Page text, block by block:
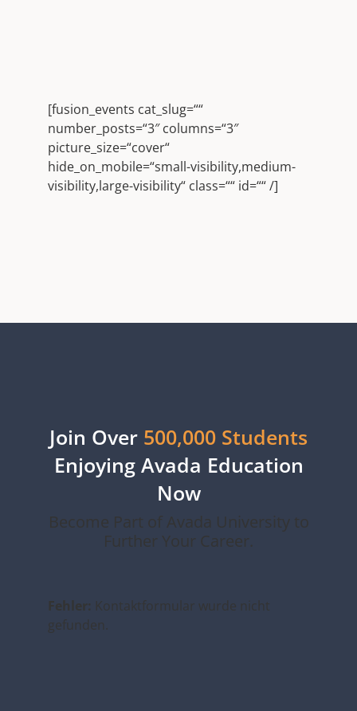
[fusion_events cat_slug=““
number_posts=“3″ columns=“3″
picture_size=“cover“
hide_on_mobile=“small-visibility,medium-
visibility,large-visibility“ class=““ id=““ /]
Join Over 500,000 Students
Enjoying Avada Education
Now
Become Part of Avada University to
Further Your Career.
Fehler: Kontaktformular wurde nicht
gefunden.